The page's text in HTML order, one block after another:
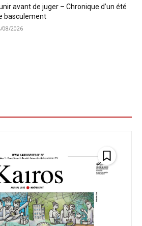
avant de juger – Chronique d’un été
basculement
08/2026